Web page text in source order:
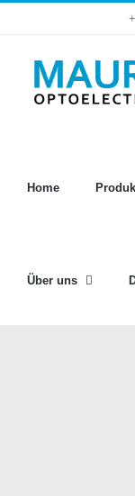
springen
Home
Über uns